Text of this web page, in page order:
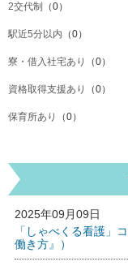
2交代制 （0）
駅近5分以内 （0）
寮・借入社宅あり （0）
資格取得支援あり （0）
保育所あり （0）
2025年09月09日
「しゃべくる看護」
働き方』）